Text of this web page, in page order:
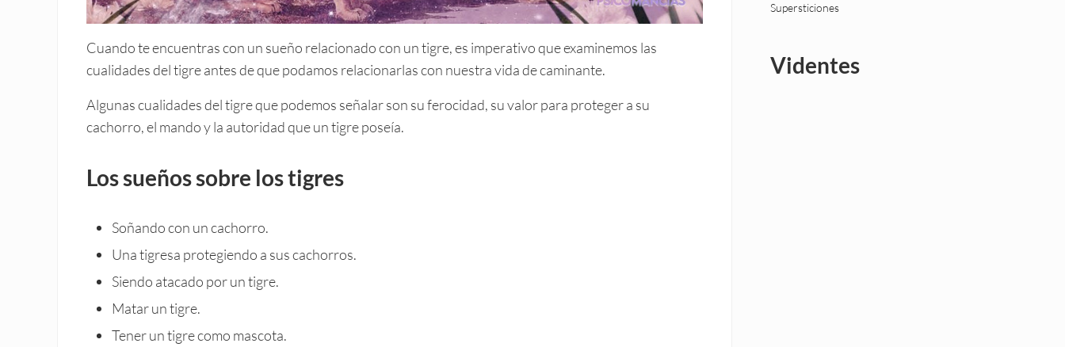
Cuando te encuentras con un sueño relacionado con un tigre, es imperativo que examinemos las
cualidades del tigre antes de que podamos relacionarlas con nuestra vida de caminante.
Algunas cualidades del tigre que podemos señalar son su ferocidad, su valor para proteger a su
cachorro, el mando y la autoridad que un tigre poseía.
Los sueños sobre los tigres
Soñando con un cachorro.
Una tigresa protegiendo a sus cachorros.
Siendo atacado por un tigre.
Matar un tigre.
Tener un tigre como mascota.
Supersticiones
Videntes